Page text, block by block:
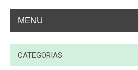
MENU
A EMPRESA
CONTATO
CATEGORIAS